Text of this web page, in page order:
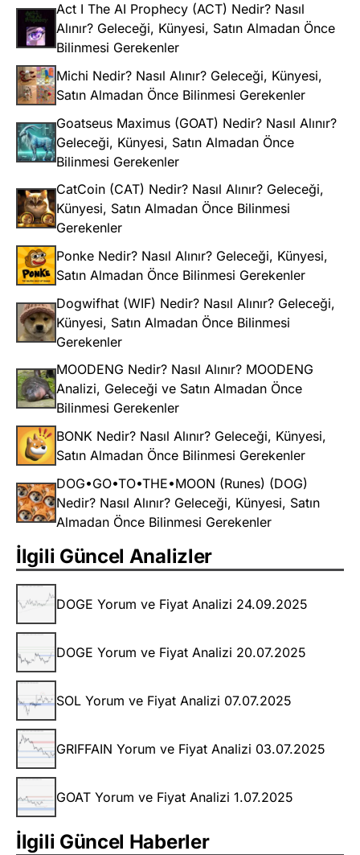
Act I The AI Prophecy (ACT) Nedir? Nasıl
Alınır? Geleceği, Künyesi, Satın Almadan Önce
Bilinmesi Gerekenler
Michi Nedir? Nasıl Alınır? Geleceği, Künyesi,
Satın Almadan Önce Bilinmesi Gerekenler
Goatseus Maximus (GOAT) Nedir? Nasıl Alınır?
Geleceği, Künyesi, Satın Almadan Önce
Bilinmesi Gerekenler
CatCoin (CAT) Nedir? Nasıl Alınır? Geleceği,
Künyesi, Satın Almadan Önce Bilinmesi
Gerekenler
Ponke Nedir? Nasıl Alınır? Geleceği, Künyesi,
Satın Almadan Önce Bilinmesi Gerekenler
Dogwifhat (WIF) Nedir? Nasıl Alınır? Geleceği,
Künyesi, Satın Almadan Önce Bilinmesi
Gerekenler
MOODENG Nedir? Nasıl Alınır? MOODENG
Analizi, Geleceği ve Satın Almadan Önce
Bilinmesi Gerekenler
BONK Nedir? Nasıl Alınır? Geleceği, Künyesi,
Satın Almadan Önce Bilinmesi Gerekenler
DOG•GO•TO•THE•MOON (Runes) (DOG)
Nedir? Nasıl Alınır? Geleceği, Künyesi, Satın
Almadan Önce Bilinmesi Gerekenler
İlgili Güncel Analizler
DOGE Yorum ve Fiyat Analizi 24.09.2025
DOGE Yorum ve Fiyat Analizi 20.07.2025
SOL Yorum ve Fiyat Analizi 07.07.2025
GRIFFAIN Yorum ve Fiyat Analizi 03.07.2025
GOAT Yorum ve Fiyat Analizi 1.07.2025
İlgili Güncel Haberler